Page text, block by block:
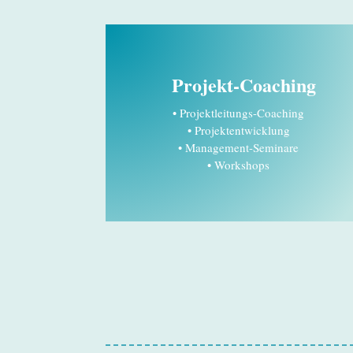
Projekt-Coaching
• Projektleitungs-Coaching
• Projektentwicklung
• Management-Seminare
• Workshops